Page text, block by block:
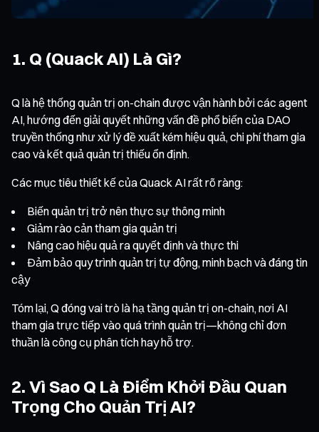
1. Q (Quack AI) Là Gì?
Q là hệ thống quản trị on-chain được vận hành bởi các agent
AI, hướng đến giải quyết những vấn đề phổ biến của DAO
truyền thống như xử lý đề xuất kém hiệu quả, chi phí tham gia
cao và kết quả quản trị thiếu ổn định.
Các mục tiêu thiết kế của Quack AI rất rõ ràng:
Biến quản trị trở nên thực sự thông minh
Giảm rào cản tham gia quản trị
Nâng cao hiệu quả ra quyết định và thực thi
Đảm bảo quy trình quản trị tự động, minh bạch và đáng tin
cậy
Tóm lại, Q đóng vai trò là hạ tầng quản trị on-chain, nơi AI
tham gia trực tiếp vào quá trình quản trị—không chỉ đơn
thuần là công cụ phân tích hay hỗ trợ.
2. Vì Sao Q Là Điểm Khởi Đầu Quan
Trọng Cho Quản Trị AI?